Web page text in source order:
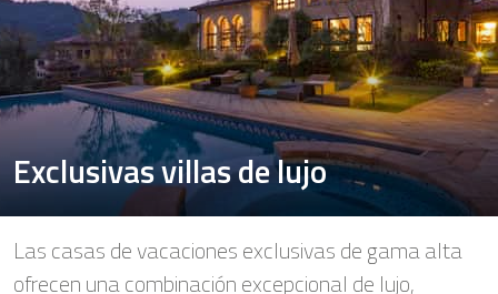
Vouchers
Propietario
Exclusivas villas de lujo
Las casas de vacaciones exclusivas de gama alta
ofrecen una combinación excepcional de lujo,